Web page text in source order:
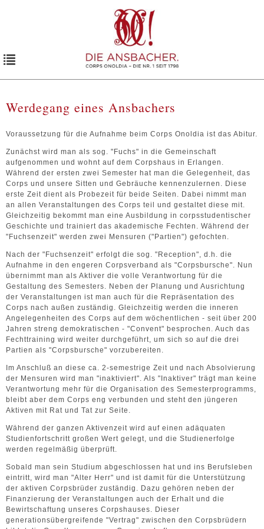
Toggle
Werdegang eines Ansbachers
Voraussetzung für die Aufnahme beim Corps Onoldia ist das Abitur.
Zunächst wird man als sog. "Fuchs" in die Gemeinschaft
aufgenommen und wohnt auf dem Corpshaus in Erlangen.
Während der ersten zwei Semester hat man die Gelegenheit, das
Corps und unsere Sitten und Gebräuche kennenzulernen. Diese
erste Zeit dient als Probezeit für beide Seiten. Dabei nimmt man
an allen Veranstaltungen des Corps teil und gestaltet diese mit.
Gleichzeitig bekommt man eine Ausbildung in corpsstudentischer
Geschichte und trainiert das akademische Fechten. Während der
"Fuchsenzeit" werden zwei Mensuren ("Partien") gefochten.
Nach der "Fuchsenzeit" erfolgt die sog. "Reception", d.h. die
Aufnahme in den engeren Corpsverband als "Corpsbursche". Nun
übernimmt man als Aktiver die volle Verantwortung für die
Gestaltung des Semesters. Neben der Planung und Ausrichtung
der Veranstaltungen ist man auch für die Repräsentation des
Corps nach außen zuständig. Gleichzeitig werden die inneren
Angelegenheiten des Corps auf dem wöchentlichen - seit über 200
Jahren streng demokratischen - "Convent" besprochen. Auch das
Fechttraining wird weiter durchgeführt, um sich so auf die drei
Partien als "Corpsbursche" vorzubereiten.
Im Anschluß an diese ca. 2-semestrige Zeit und nach Absolvierung
der Mensuren wird man "inaktiviert". Als "Inaktiver" trägt man keine
Verantwortung mehr für die Organisation des Semesterprogramms,
bleibt aber dem Corps eng verbunden und steht den jüngeren
Aktiven mit Rat und Tat zur Seite.
Während der ganzen Aktivenzeit wird auf einen adäquaten
Studienfortschritt großen Wert gelegt, und die Studienerfolge
werden regelmäßig überprüft.
Sobald man sein Studium abgeschlossen hat und ins Berufsleben
eintritt, wird man "Alter Herr" und ist damit für die Unterstützung
der aktiven Corpsbrüder zuständig. Dazu gehören neben der
Finanzierung der Veranstaltungen auch der Erhalt und die
Bewirtschaftung unseres Corpshauses. Dieser
generationsübergreifende "Vertrag" zwischen den Corpsbrüdern